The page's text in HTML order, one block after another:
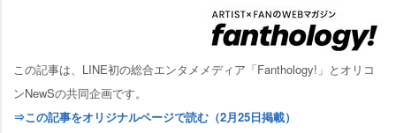
この記事は、LINE初の総合エンタメメディア「Fanthology!」とオリコ
ンNewSの共同企画です。
⇒この記事をオリジナルページで読む（2月25日掲載）